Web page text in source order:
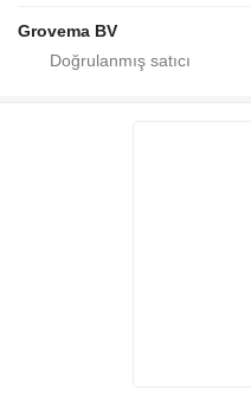
Grovema BV